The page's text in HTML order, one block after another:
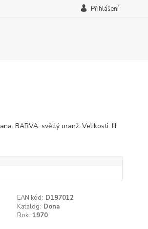
Přihlášení
BARVA: světlý oranž. Velikosti: III
EAN kód: D197012
Katalog: Dona
Rok: 1970